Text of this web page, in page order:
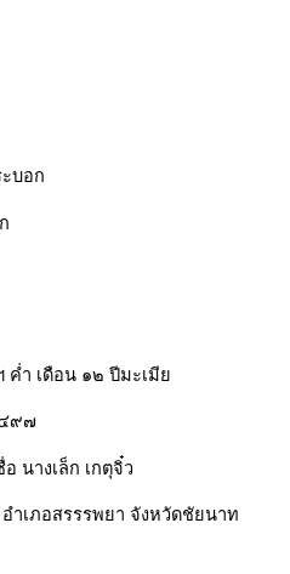
บอก
ค่ำ เดือน ๑๒ ปีมะเมีย
๙๗
นางเล็ก เกตุจิ๋ว
เภอสรรรพยา จังหวัดชัยนาท